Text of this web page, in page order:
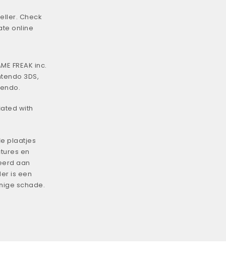
Check
online
FREAK inc.
3DS,
with
plaatjes
en
aan
is een
schade.